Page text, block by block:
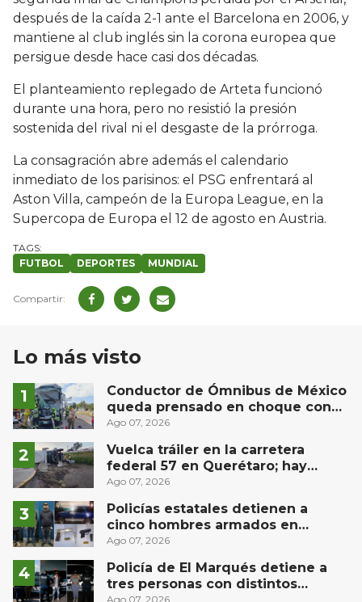
después de la caída 2-1 ante el Barcelona en 2006, y
mantiene al club inglés sin la corona europea que
persigue desde hace casi dos décadas.
El planteamiento replegado de Arteta funcionó
durante una hora, pero no resistió la presión
sostenida del rival ni el desgaste de la prórroga.
La consagración abre además el calendario
inmediato de los parisinos: el PSG enfrentará al
Aston Villa, campeón de la Europa League, en la
Supercopa de Europa el 12 de agosto en Austria.
FUTBOL DEPORTES MUNDIAL
Lo más visto
Conductor de Ómnibus de México
queda prensado en choque con
materialista en San Juan del Río
Ago 07, 2026
Vuelca tráiler en la carretera
federal 57 en Querétaro; hay
derrame de combustible
Ago 07, 2026
Policías estatales detienen a
cinco hombres armados en
Puebla capital
Ago 07, 2026
Policía de El Marqués detiene a
tres personas con distintos
Ago 07, 2026